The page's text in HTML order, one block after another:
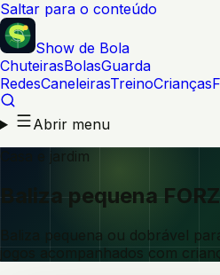
Saltar para o conteúdo
Show de Bola
ChuteirasBolasGuarda
RedesCaneleirasTreinoCrianças
Abrir menu
Casa e jardim
Baliza pequena
Baliza pequena ou dobrável
jogos acompanhados com